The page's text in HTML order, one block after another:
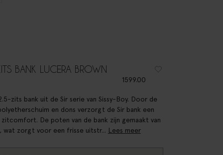
BANK LUCERA BROWN
1599.00
zits bank uit de Sir serie van Sissy-Boy. Door de
en dons verzorgt de Sir bank een
zitcomfort. De poten van de bank zijn gemaakt van
wat zorgt voor een frisse uitstr... Lees meer